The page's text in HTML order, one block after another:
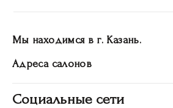
Мы находимся в г. Казань.
Адреса салонов
Социальные сети